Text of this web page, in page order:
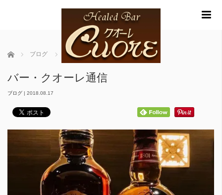
ホーム ブログ バー・クオーレ通信
バー・クオーレ通信
ブログ | 2018.08.17